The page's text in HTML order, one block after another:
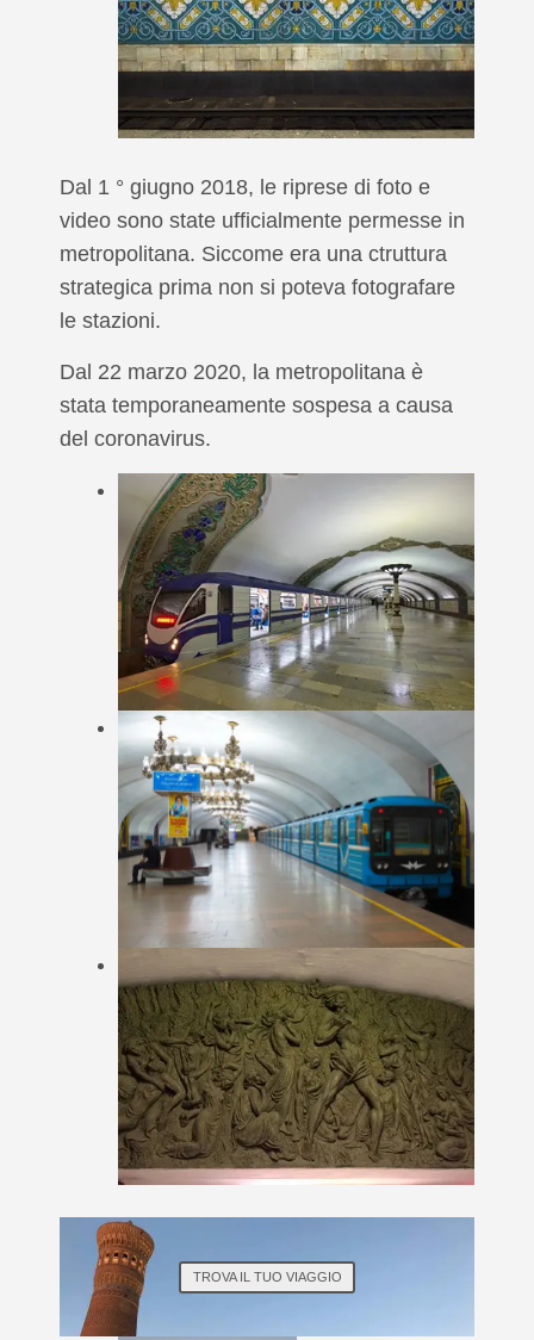
Dal 1 ° giugno 2018, le riprese di foto e
video sono state ufficialmente permesse in
metropolitana. Siccome era una ctruttura
strategica prima non si poteva fotografare
le stazioni.
Dal 22 marzo 2020, la metropolitana è
stata temporaneamente sospesa a causa
del coronavirus.
TROVA IL TUO VIAGGIO